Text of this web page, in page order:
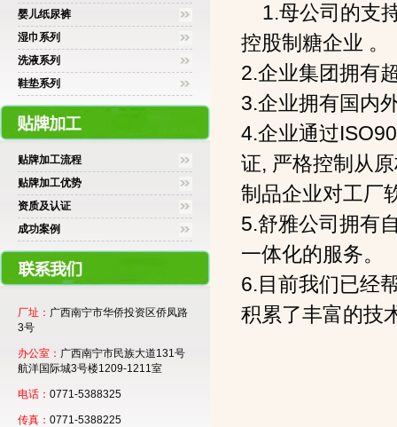
婴儿纸尿裤
湿巾系列
洗液系列
鞋垫系列
贴牌加工流程
贴牌加工优势
资质及认证
成功案例
厂址： 广西南宁市华侨投资区侨凤路
3号
办公室： 广西南宁市民族大道131号
航洋国际城3号楼1209-1211室
电话： 0771-5388325
传真： 0771-5388225
1.母公司的支
控股制
2.企业集团拥
3.企业拥有国内
4.企业通过
证, 严格控制从
制品企业对
5.舒雅公司拥有
一体化的
6.目前我们已经
积累了丰富的技